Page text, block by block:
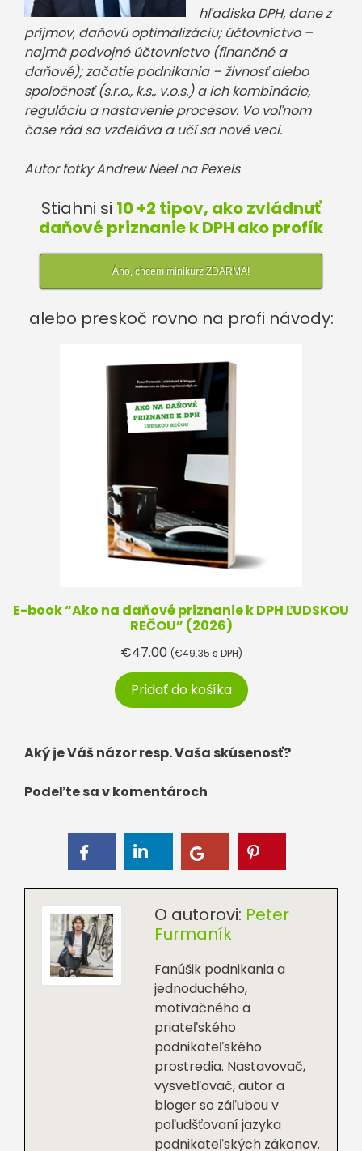
hľadiska DPH, dane z
príjmov, daňovú optimalizáciu; účtovníctvo –
najmä podvojné účtovníctvo (finančné a
daňové); začatie podnikania – živnosť alebo
spoločnosť (s.r.o., k.s., v.o.s.) a ich kombinácie,
reguláciu a nastavenie procesov. Vo voľnom
čase rádsa vzdeláva a učí sa nové veci.
Autor fotky Andrew Neel na Pexels
Stiahni si 10 +2 tipov, ako zvládnuť
daňové priznanie k DPH ako profík
Áno, chcem minikurz ZDARMA!
alebo preskoč rovno na profi návody:
E-book “Ako na daňové priznanie k DPH ĽUDSKOU
REČOU” (2026)
€47.00 (€49.35 s DPH)
Pridať do košíka
Aký je Váš názor resp. Vaša skúsenosť?
Podeľte sa v komentároch
O autorovi: Peter
Furmaník
Fanúšik podnikania a
jednoduchého,
motivačného a
priateľského
podnikateľského
prostredia. Nastavovač,
vysvetľovač, autor a
bloger so záľubou v
poľudšťovaní jazyka
podnikateľských zákonov.